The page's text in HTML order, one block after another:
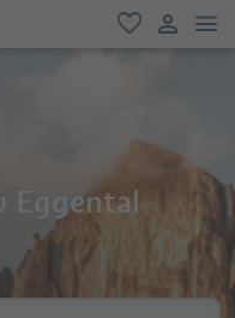
oblíbené
Eggental